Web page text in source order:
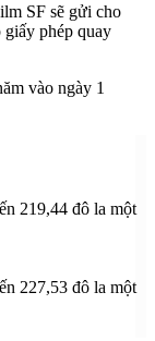
SF sẽ gửi cho
giấy phép quay
vào ngày 1
219,44 đô la một
227,53 đô la một